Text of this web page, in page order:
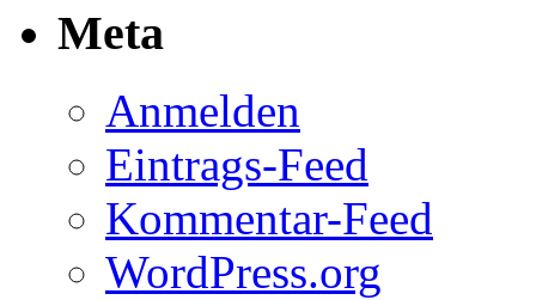
Meta
Anmelden
Eintrags-Feed
Kommentar-Feed
WordPress.org